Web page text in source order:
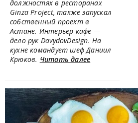
должностях в ресторанах
Ginza Project, также запускал
собственный проект в
Астане. Интерьер кафе —
дело рук DavydovDesign. На
кухне командует шеф Даниил
Крюков. Читать далее